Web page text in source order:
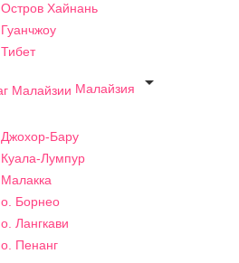
Остров Хайнань
Гуанчжоу
Тибет
Малайзия

Джохор-Бару
Куала-Лумпур
Малакка
о. Борнео
о. Лангкави
о. Пенанг